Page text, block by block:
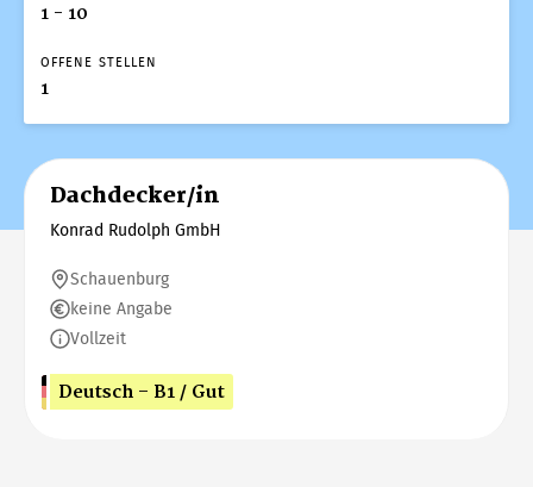
1 - 10
OFFENE STELLEN
1
Dachdecker/in
Konrad Rudolph GmbH
Schauenburg
keine Angabe
Vollzeit
Deutsch - B1 / Gut